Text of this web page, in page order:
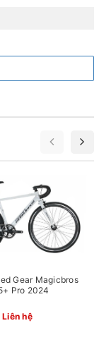
năng chịu tải
biệt để chịu
hiệu suất
đạp xe trở
- Đen
Gear Magicbros
Pro 2024
Liên hệ